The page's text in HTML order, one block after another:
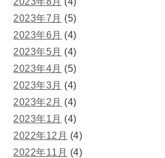
2023年7月 (5)
2023年6月 (4)
2023年5月 (4)
2023年4月 (5)
2023年3月 (4)
2023年2月 (4)
2023年1月 (4)
2022年12月 (4)
2022年11月 (4)